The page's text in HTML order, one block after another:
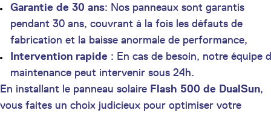
Garantie de 30 ans: Nos panneaux sont garantis
pendant 30 ans, couvrant à la fois les défauts de
fabrication et la baisse anormale de performance,
Intervention rapide : En cas de besoin, notre équipe
maintenance peut intervenir sous 24h.
En installant le panneau solaire Flash 500 de DualSun,
vous faites un choix judicieux pour optimiser votre